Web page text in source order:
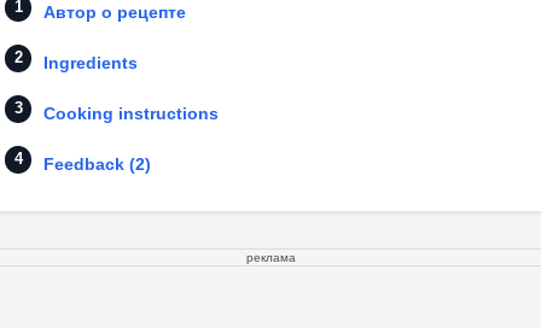
Автор о рецепте
Ingredients
Cooking instructions
Feedback (2)
реклама